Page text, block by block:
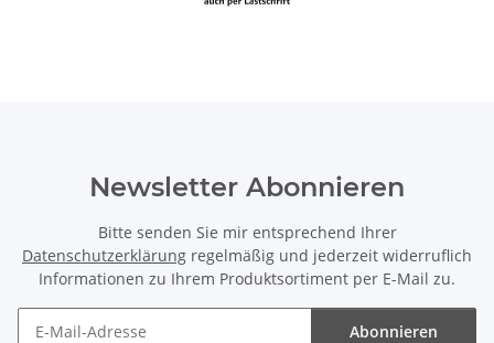
Newsletter Abonnieren
Bitte senden Sie mir entsprechend Ihrer
Datenschutzerklärung regelmäßig und jederzeit widerruflich
Informationen zu Ihrem Produktsortiment per E-Mail zu.
Abonnieren